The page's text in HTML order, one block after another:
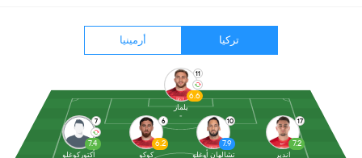
تركيا أرمينيا
7
7.4
أكتوركوغلو
6
6.2
كوكو
10
7.9
تشالهان أوغلو
17
7.2
اندير
11
6.6
يلماز